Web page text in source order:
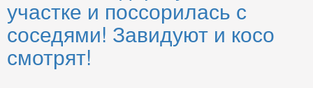
участке и поссорилась с
соседями! Завидуют и косо
смотрят!